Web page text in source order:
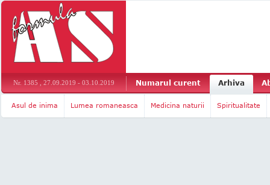
Nr. 1385 , 27.09.2019 - 03.10.2019 Numarul curent Arhiva
Asul de inima Lumea romaneasca Medicina naturii Spiritualitate